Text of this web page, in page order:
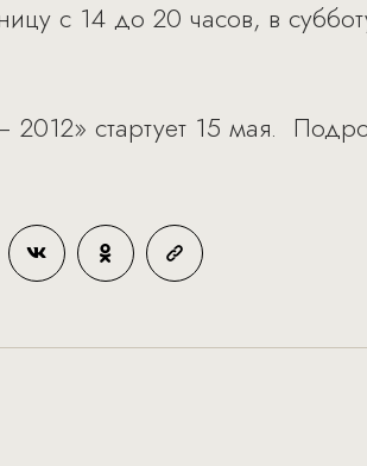
с 14 до 20 часов, в
стартует 15 мая.